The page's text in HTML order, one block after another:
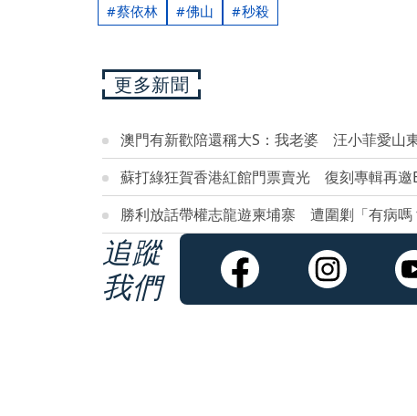
蔡依林 佛山 秒殺
更多新聞
澳門有新歡陪還稱大S：我老婆 汪小菲愛山
蘇打綠狂賀香港紅館門票賣光 復刻專輯再邀
勝利放話帶權志龍遊柬埔寨 遭圍剿「有病嗎
追蹤
我們